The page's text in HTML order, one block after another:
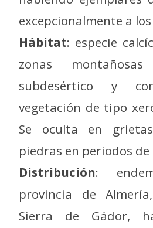
excepcionalmente a
Hábitat: especie
zonas
subdesértico y
vegetación de tipo
Se oculta en
piedras en periodos
Distribución:
provincia de
Sierra de Gádor,